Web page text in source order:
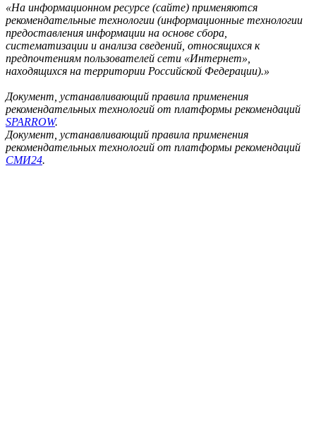
«На информационном ресурсе (сайте) применяются
рекомендательные технологии (информационные технологии
предоставления информации на основе сбора,
систематизации и анализа сведений, относящихся к
предпочтениям пользователей сети «Интернет»,
находящихся на территории Российской Федерации).»
Документ, устанавливающий правила применения
рекомендательных технологий от платформы рекомендаций
SPARROW.
Документ, устанавливающий правила применения
рекомендательных технологий от платформы рекомендаций
СМИ24.